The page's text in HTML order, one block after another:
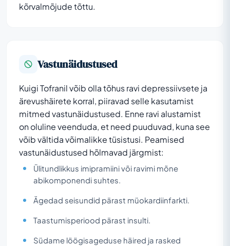
kõrvalmõjude tõttu.
Vastunäidustused
Kuigi Tofranil võib olla tõhus ravi depressiivsete ja
ärevushäirete korral, piiravad selle kasutamist
mitmed vastunäidustused. Enne ravi alustamist
on oluline veenduda, et need puuduvad, kuna see
võib vältida võimalikke tüsistusi. Peamised
vastunäidustused hõlmavad järgmist:
Ülitundlikkus imipramiini või ravimi mõne
abikomponendi suhtes.
Ägedad seisundid pärast müokardiinfarkti.
Taastumisperiood pärast insulti.
Südame löögisageduse häired ja rasked